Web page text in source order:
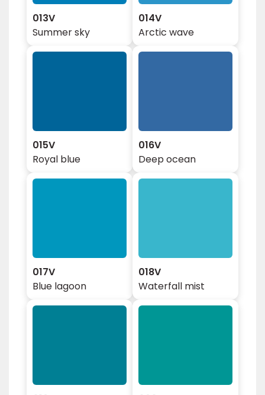
013V
Summer sky
014V
Arctic wave
015V
Royal blue
016V
Deep ocean
017V
Blue lagoon
018V
Waterfall mist